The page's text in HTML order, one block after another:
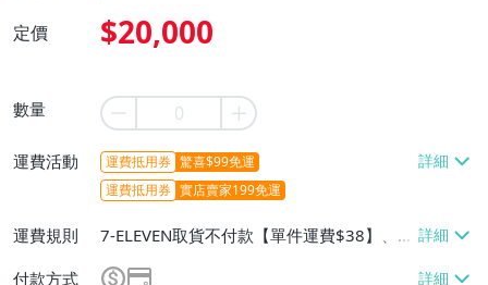
定價 $20,000
數量
運費活動 運費抵用券 驚喜$99免運
運費抵用券 實店賣家199免運
運費規則
7-ELEVEN取貨不付款【單件運費$38】、郵
局掛號【單件運費$100】
付款方式